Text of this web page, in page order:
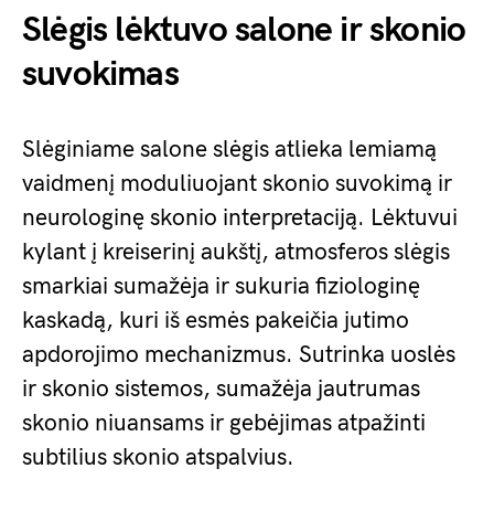
Slėgis lėktuvo salone ir skonio
suvokimas
Slėginiame salone slėgis atlieka lemiamą
vaidmenį moduliuojant skonio suvokimą ir
neurologinę skonio interpretaciją. Lėktuvui
kylant į kreiserinį aukštį, atmosferos slėgis
smarkiai sumažėja ir sukuria fiziologinę
kaskadą, kuri iš esmės pakeičia jutimo
apdorojimo mechanizmus. Sutrinka uoslės
ir skonio sistemos, sumažėja jautrumas
skonio niuansams ir gebėjimas atpažinti
subtilius skonio atspalvius.